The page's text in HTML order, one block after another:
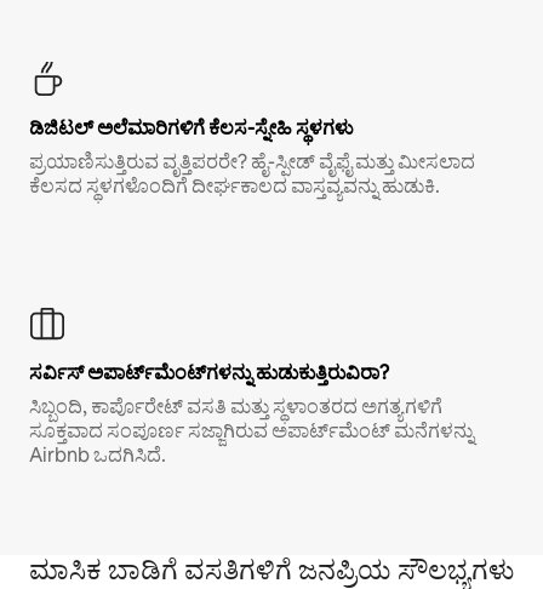
ಡಿಜಿಟಲ್ ಅಲೆಮಾರಿಗಳಿಗೆ ಕೆಲಸ-ಸ್ನೇಹಿ ಸ್ಥಳಗಳು
ಪ್ರಯಾಣಿಸುತ್ತಿರುವ ವೃತ್ತಿಪರರೇ? ಹೈ-ಸ್ಪೀಡ್ ವೈಫೈ ಮತ್ತು ಮೀಸಲಾದ
ಕೆಲಸದ ಸ್ಥಳಗಳೊಂದಿಗೆ ದೀರ್ಘಕಾಲದ ವಾಸ್ತವ್ಯವನ್ನು ಹುಡುಕಿ.
ಸರ್ವಿಸ್ ಅಪಾರ್ಟ್‌ಮೆಂಟ್‌ಗಳನ್ನು ಹುಡುಕುತ್ತಿರುವಿರಾ?
ಸಿಬ್ಬಂದಿ, ಕಾರ್ಪೊರೇಟ್ ವಸತಿ ಮತ್ತು ಸ್ಥಳಾಂತರದ ಅಗತ್ಯಗಳಿಗೆ
ಸೂಕ್ತವಾದ ಸಂಪೂರ್ಣ ಸಜ್ಜಾಗಿರುವ ಅಪಾರ್ಟ್‌ಮೆಂಟ್ ಮನೆಗಳನ್ನು
Airbnb ಒದಗಿಸಿದೆ.
ಮಾಸಿಕ ಬಾಡಿಗೆ ವಸತಿಗಳಿಗೆ ಜನಪ್ರಿಯ ಸೌಲಭ್ಯಗಳು